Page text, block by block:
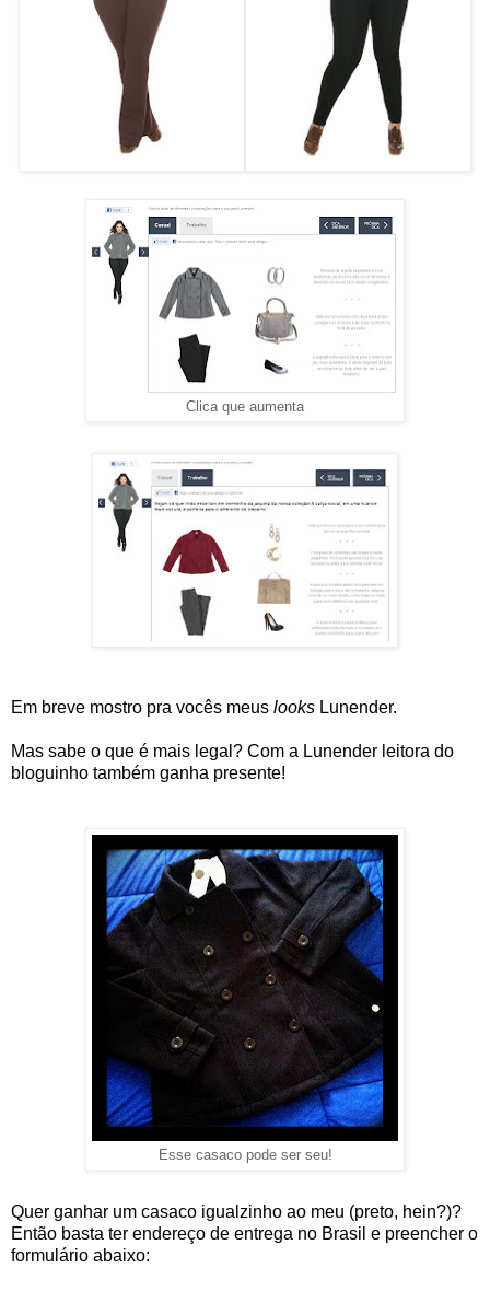
Clica que aumenta
Em breve mostro pra vocês meus looks Lunender.
Mas sabe o que é mais legal? Com a Lunender leitora do
bloguinho também ganha presente!
Esse casaco pode ser seu!
Quer ganhar um casaco igualzinho ao meu (preto, hein?)?
Então basta ter endereço de entrega no Brasil e preencher o
formulário abaixo: